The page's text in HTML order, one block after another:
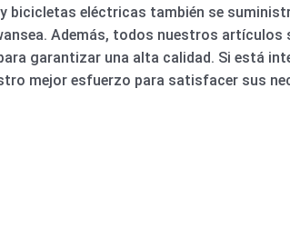
eléctricas también se
Además, todos nuestros artículos
garantizar una alta calidad. Si está
mejor esfuerzo para satisfacer sus